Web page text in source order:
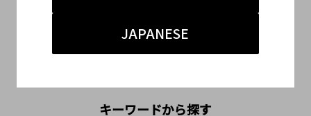
JAPANESE
キーワードから探す